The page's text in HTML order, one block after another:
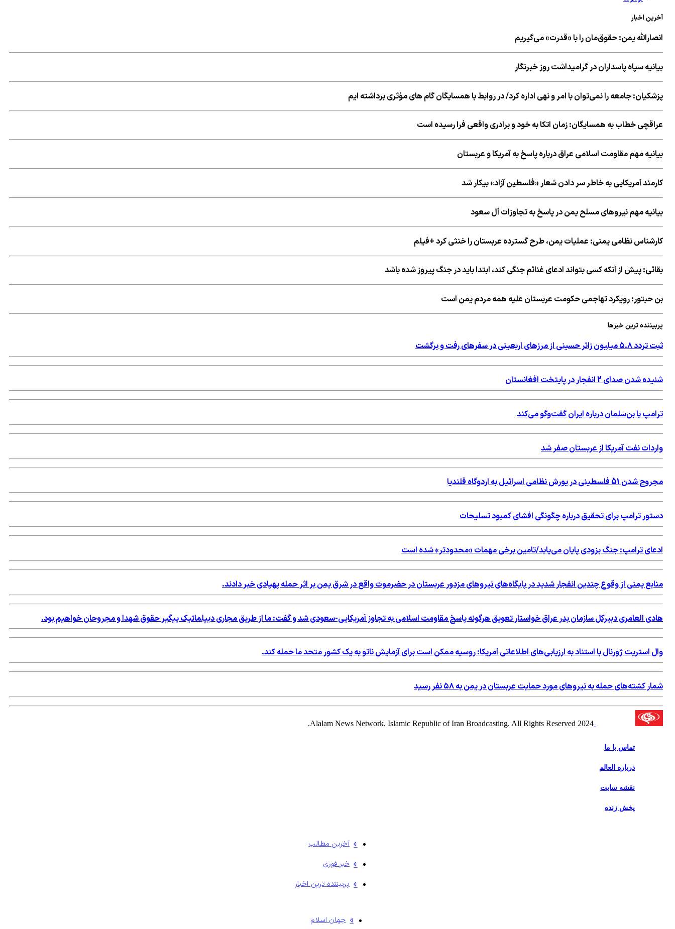
آخرین اخبار
انصارالله یمن: حقوق‌مان را با «قدرت» می‌گیریم
بیانیه سپاه پاسداران در گرامیداشت روز خبرنگار
پزشکیان: جامعه را نمی‌توان با امر و نهی اداره کرد/ در روابط با همسایگان گام های مؤثری برداشته ایم
عراقچی خطاب به همسایگان: زمان اتکا به خود و برادری واقعی فرا رسیده است
بیانیه مهم مقاومت اسلامی عراق درباره پاسخ به آمریکا و عربستان
کارمند آمریکایی به خاطر سر دادن شعار «فلسطین آزاد» بیکار شد
بیانیه مهم نیروهای مسلح یمن در پاسخ به تجاوزات آل سعود
کارشناس نظامی یمنی: عملیات یمن، طرح گسترده عربستان را خنثی کرد +فیلم
بقائی: پیش از آنکه کسی بتواند ادعای غنائم جنگی کند، ابتدا باید در جنگ پیروز شده باشد
بن حبتور: رویکرد تهاجمی حکومت عربستان علیه همه مردم یمن است
پربیننده ترین خبرها
ثبت تردد ۵.۸ میلیون زائر حسینی از مرزهای اربعینی در سفرهای رفت و برگشت
شنیده شدن صدای 2 انفجار در پایتخت افغانستان
ترامپ با بن‌سلمان درباره ایران گفت‌وگو می‌کند
واردات نفت آمریکا از عربستان صفر شد
مجروح شدن 51 فلسطینی در یورش نظامی اسرائیل به اردوگاه قلندیا
دستور ترامپ برای تحقیق درباره چگونگی افشای کمبود تسلیحات
ادعای ترامپ: جنگ بزودی پایان می‌یابد/تامین برخی مهمات «محدودتر» شده است
منابع یمنی از وقوع چندین انفجار شدید در پایگاه‌های نیروهای مزدور عربستان در حضرموت واقع در شرق یمن بر اثر حمله پهپادی خبر دادند.
هادی العامری دبیرکل سازمان بدر عراق خواستار تعویق هرگونه پاسخ مقاومت اسلامی به تجاوز آمریکایی-سعودی شد و گفت: ما از طریق مجاری دیپلماتیک پیگیر حقوق شهدا و مجروحان خواهیم بود.
وال استریت ژورنال با استناد به ارزیابی‌های اطلاعاتی آمریکا: روسیه ممکن است برای آزمایش ناتو به یک کشور متحد ما حمله کند.
شمار کشته‌های حمله به نیروهای مورد حمایت عربستان در یمن به ۵۸ نفر رسید
2024 Alalam News Network. Islamic Republic of Iran Broadcasting. All Rights Reserved.
تماس با ما
درباره العالم
نقشه سایت
پخش زنده
آخرین مطالب
خبر فوری
پربیننده ترین اخبار
جهان اسلام